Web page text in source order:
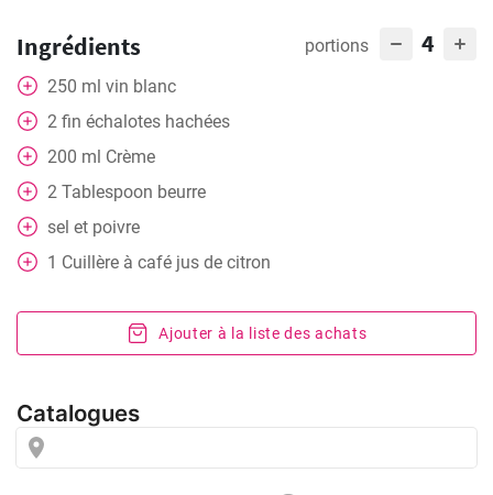
Ingrédients portions 4
250 ml vin blanc
2 fin échalotes hachées
200 ml Crème
2 Tablespoon beurre
sel et poivre
1 Cuillère à café jus de citron
Ajouter à la liste des achats